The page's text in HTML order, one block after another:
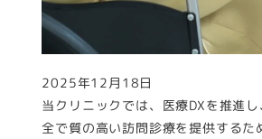
当クリニックでは、医療DXを推進
全で質の高い訪問診療を提供するた
投稿日
2025年12月18日